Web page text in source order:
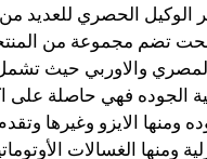
الوكيل الحصري للعديد
تضم مجموعة من
والاوربي حيث
الجوده فهي حاصلة على
ومنها الايزو وغيرها
ومنها الغسالات